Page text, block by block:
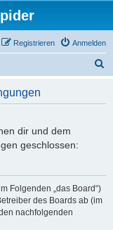
Anmelden
Registrieren
dir und dem
geschlossen:
Folgenden „das Board“)
des Boards ab (im
nachfolgenden